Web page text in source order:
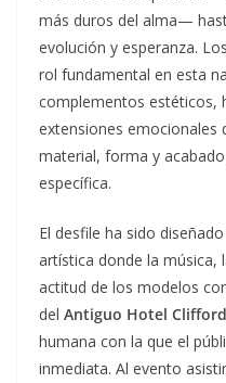
más duros del alma—
evolución y esperanza.
rol fundamental en esta
complementos estéticos,
extensiones emocionales
material, forma y
específica.
El desfile ha sido
artística donde la música,
actitud de los modelos
del Antiguo Hotel Clifford
humana con la que el
inmediata. Al evento